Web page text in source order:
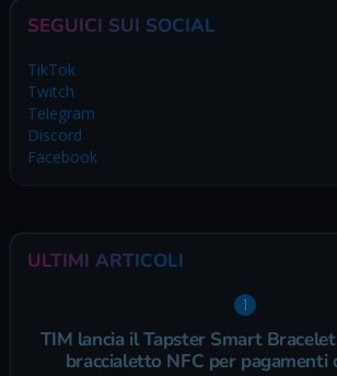
SEGUICI SUI SOCIAL
TikTok
Twitch
Telegram
Discord
Facebook
ULTIMI ARTICOLI
TIM lancia il Tapster Smart
braccialetto NFC per pagamenti